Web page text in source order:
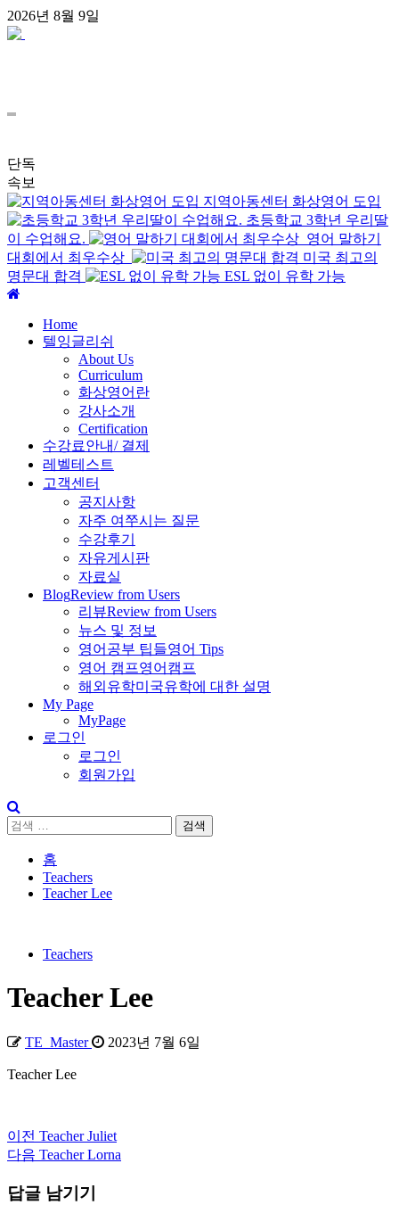
콘
텐
2026년 8월 9일
단독
속보
지역아동센터 화상영어 도입
초등학교 3학년 우리딸
이 수업해요.
영어 말하기
대회에서 최우수상
미국 최고의
명문대 합격
ESL 없이 유학 가능
뉴
Home
텔잉글리쉬
About Us
Curriculum
화상영어란
강사소개
Certification
수강료안내/ 결제
레벨테스트
고객센터
공지사항
자주 여쭈시는 질문
수강후기
자유게시판
자료실
BlogReview from Users
리뷰Review from Users
뉴스 및 정보
영어공부 팁들영어 Tips
영어 캠프영어캠프
해외유학미국유학에 대한 설명
My Page
MyPage
로그인
로그인
회원가입
검
홈
Teachers
Teacher Lee
Teachers
Teacher Lee
TE_Master 2023년 7월 6일
Teacher Lee
계
속
읽
이전 Teacher Juliet
다음 Teacher Lorna
답글 남기기